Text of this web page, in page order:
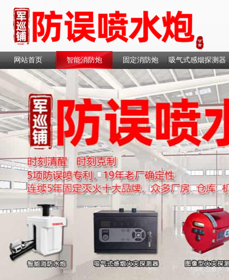
网站首页 智能消防炮 固定消防炮 吸气式感烟探测器
联系我们